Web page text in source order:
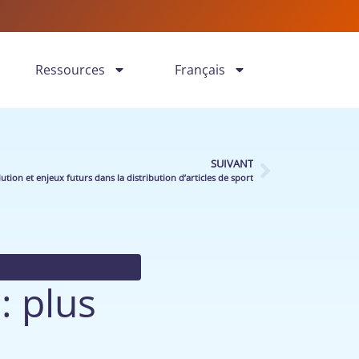
Ressources Français
SUIVANT
et enjeux futurs dans la distribution d’articles de sport
plus